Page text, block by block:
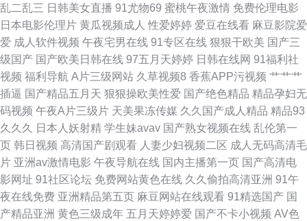
品 97福利社区视频 美女91性视视频 亚洲自偷自 国产熟女免费观看一区 丝袜
自慰一区 成全视频免费观看在线看 欧美一区二区视频三区 91精品欧美综合
在 巨茎大战俄罗斯金 亚洲女优中文字幕 婷婷成人综合五 吃瓜爆料 欧美在线
aa 91高清视频在线 免费高清看电影电视剧 影视大全在线观看网站 国产中文
亚洲日 同志视频聊天室 第一福利所AV 青柠影视在线观看日本 91成年人软件
久久草资源网 亚洲男人片片在线观看 国产精品自产拍在线观蜜色月直播 三
级视频国 超污视频网站在线观看 欧美亚洲国产一区二区 91c在线 久久肏屄
乱二乱三 日韩美女直播 91尤物69 蜜桃午夜激情 免费伦理电影
日本电影伦理片 黄瓜视频成人 性爱婷婷 爱豆在线看 麻豆影院爱
爱 成人软件视频 午夜宅男在线 91专区在线 狠狠干欧美 国产三
级国产 国产欧美日韩在线 97五月天婷婷 日韩在线网 91福利社
视频 福利导航 A片三级网站 久草视频8 香蕉APP污视频 艹艹艹
插逼 国产精品五月天 狠狠操欧美性爱 国产绝色精品 精品孕妇无
码视频 午夜A片三级片 天美果冻传媒 久久国产成人精品 精品93
久久久
日本人妖射精 学生妹avav 国产熟女视频在线 乱伦第一
页 韩日视频 高清国产剧观看 人妻少妇视频二区 成人无码高清毛
片 亚洲av激情电影 午夜导航在线 国内主播第一页 国产高清电
影网址 91社区论坛 免费网站黄色在线 久久偷拍高清亚洲 91午
夜在线免费 亚洲精品第五页 麻豆网站在线观看 91精选国产 国
产精品亚洲 黄色三级成年 五月天婷婷爱 国产不卡小视频 AV色